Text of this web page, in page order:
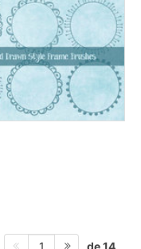
1 de 14